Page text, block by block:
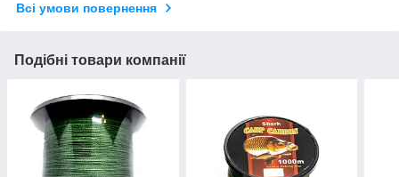
Всі умови повернення
Подібні товари компанії